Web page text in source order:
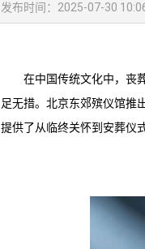
发布时间：2025-07-30
在中国传统文化中，丧
足无措。北京东郊殡仪馆推
提供了从临终关怀到安葬仪